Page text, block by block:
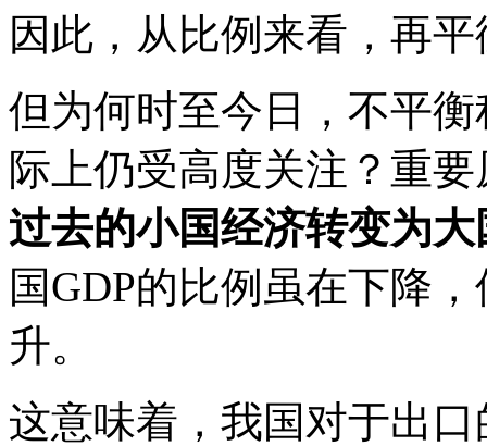
因此，从比例来看，再
但为何时至今日，不平
际上仍受高度关注？重
过去的小国经济转变为
国GDP的比例虽在下降
升。
这意味着，我国对于出